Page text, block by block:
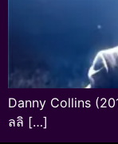
Danny Collins
ลลิ […]